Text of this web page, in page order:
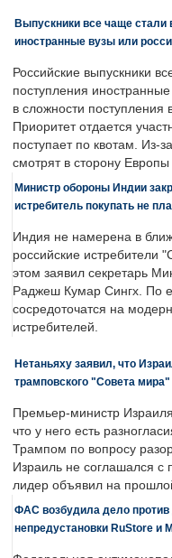
Выпускники все чаще стали
иностранные вузы или
Российские выпускники
поступления
в сложности поступления
Приоритет отдается
поступает по квотам. Из-
смотрят в сторону
Министр обороны Индии
истребитель покупать не
Индия не намерена в
российские истребители
этом заявил секретарь
Раджеш Кумар Сингх. По
сосредоточатся на
истребителей.
Нетаньяху заявил, что
трамповского "Совета
Премьер-министр
что у него есть
Трампом по вопросу
Израиль не соглашался с
лидер объявил на
ФАС возбудила дело
непредустановки RuStore и